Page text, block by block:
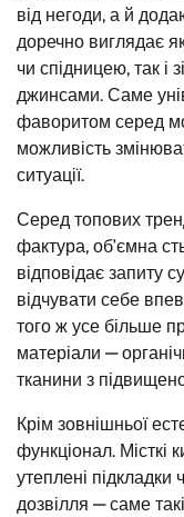
від негоди, а й
доречно виглядає
чи спідницею, так
джинсами. Саме
фаворитом серед
можливість
ситуації.
Серед топових
фактура, об’ємна
відповідає запиту
відчувати себе
того ж усе більше
матеріали —
тканини з
Крім зовнішньої
функціонал. Місткі
утеплені підкладки
дозвілля — саме